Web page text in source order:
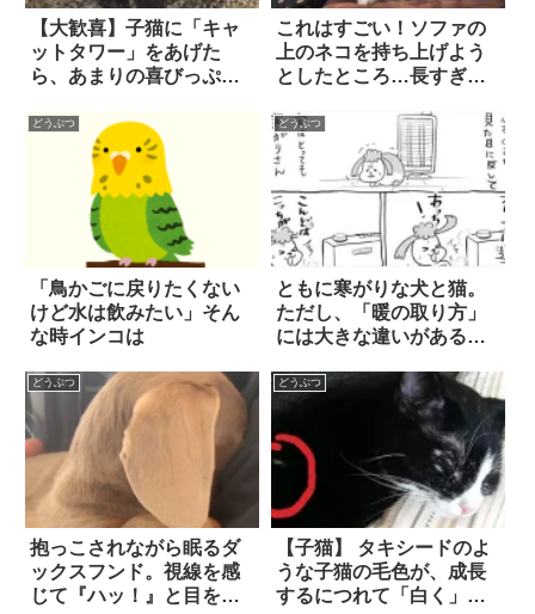
【大歓喜】子猫に「キャ
ットタワー」をあげた
ら、あまりの喜びっぷり
これはすごい！ソファの
上のネコを持ち上げよう
としたところ…長すぎた
どうぶつ
「鳥かごに戻りたくない
けど水は飲みたい」そん
な時インコは
どうぶつ
ともに寒がりな犬と猫。
ただし、「暖の取り方」
には大きな違いがある！
どうぶつ
抱っこされながら眠るダ
ックスフンド。視線を感
じて『ハッ！』と目を覚
どうぶつ
【子猫】 タキシードのよ
うな子猫の毛色が、成長
するにつれて「白く」な